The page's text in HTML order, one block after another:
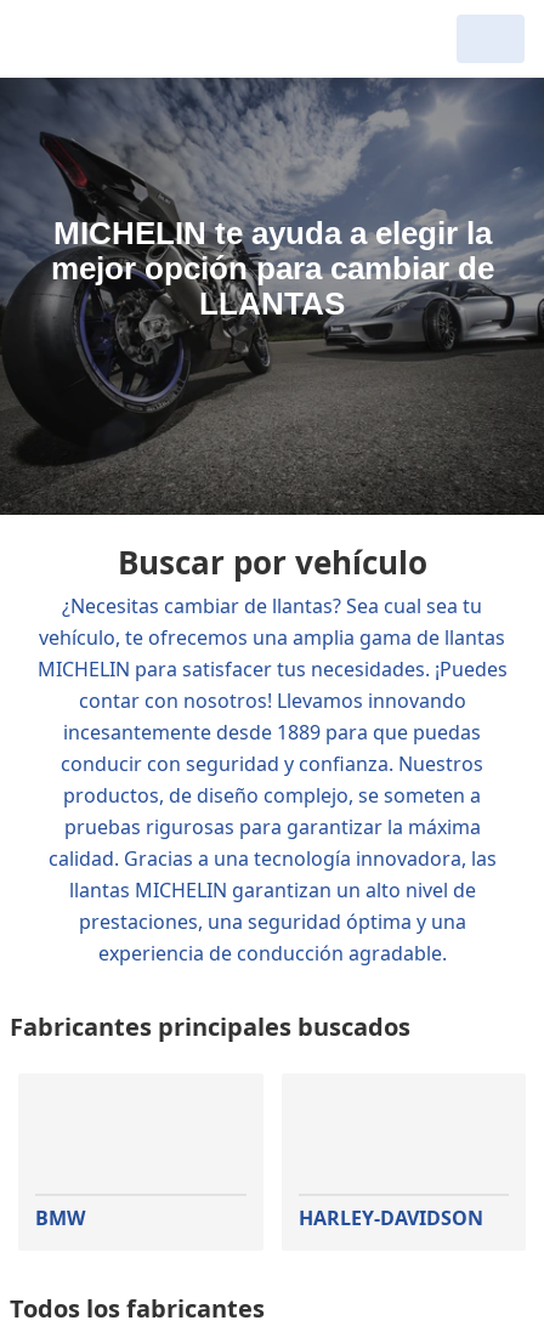
MICHELIN te ayuda a elegir la
mejor opción para cambiar de
LLANTAS
Buscar por vehículo
¿Necesitas cambiar de llantas? Sea cual sea tu
vehículo, te ofrecemos una amplia gama de llantas
MICHELIN para satisfacer tus necesidades. ¡Puedes
contar con nosotros! Llevamos innovando
incesantemente desde 1889 para que puedas
conducir con seguridad y confianza. Nuestros
productos, de diseño complejo, se someten a
pruebas rigurosas para garantizar la máxima
calidad. Gracias a una tecnología innovadora, las
llantas MICHELIN garantizan un alto nivel de
prestaciones, una seguridad óptima y una
experiencia de conducción agradable.
Fabricantes principales buscados
BMW HARLEY-DAVIDSON
Todos los fabricantes